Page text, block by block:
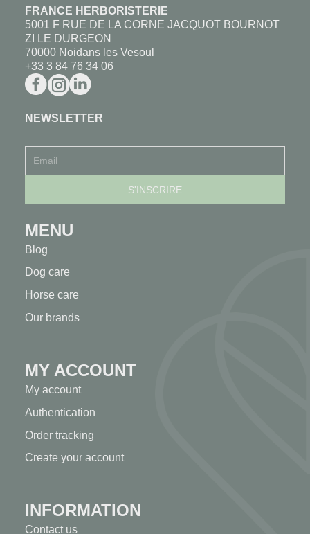
FRANCE HERBORISTERIE
5001 F RUE DE LA CORNE JACQUOT BOURNOT
ZI LE DURGEON
70000 Noidans les Vesoul
+33 3 84 76 34 06
NEWSLETTER
MENU
Blog
Dog care
Horse care
Our brands
MY ACCOUNT
My account
Authentication
Order tracking
Create your account
INFORMATION
Contact us